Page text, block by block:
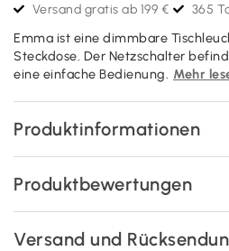
Versand gratis ab 199 € 365
Emma ist eine dimmbare
Steckdose. Der Netzschalter
eine einfache Bedienung. Mehr
Produktinformationen
Produktbewertungen
Versand und